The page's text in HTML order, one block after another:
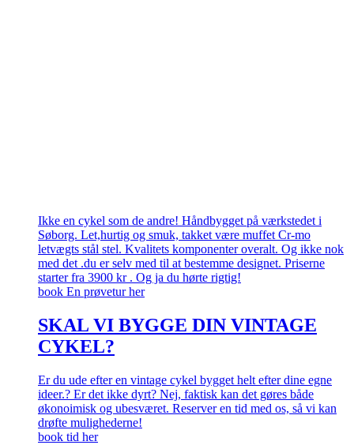
Ikke en cykel som de andre! Håndbygget på værkstedet i
Søborg. Let,hurtig og smuk, takket være muffet Cr-mo
letvægts stål stel. Kvalitets komponenter overalt. Og ikke nok
med det .du er selv med til at bestemme designet. Priserne
starter fra 3900 kr . Og ja du hørte rigtig!
book En prøvetur her
SKAL VI BYGGE DIN VINTAGE
CYKEL?
Er du ude efter en vintage cykel bygget helt efter dine egne
ideer.? Er det ikke dyrt? Nej, faktisk kan det gøres både
økonoimisk og ubesværet. Reserver en tid med os, så vi kan
drøfte mulighederne!
book tid her